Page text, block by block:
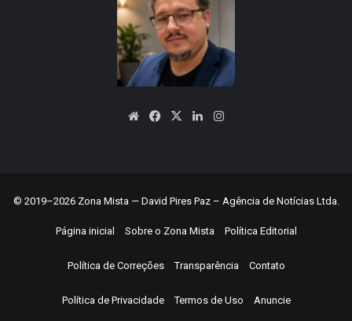
WebsiteFacebook
X LinkedinInstagram
© 2019–2026 Zona Mista — David Pires Paz – Agência de Notícias Ltda.
Página inicial Sobre o Zona Mista Política Editorial
Política de Correções Transparência Contato
Política de Privacidade Termos de Uso Anuncie